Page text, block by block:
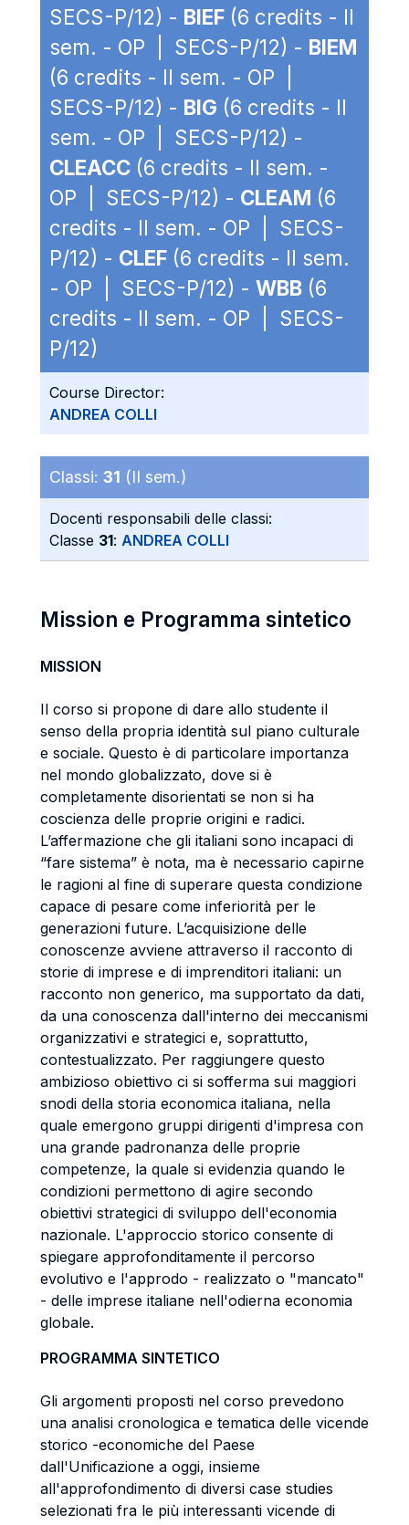
SECS-P/12) - BIEF (6 credits - II
sem. - OP | SECS-P/12) - BIEM
(6 credits - II sem. - OP |
SECS-P/12) - BIG (6 credits - II
sem. - OP | SECS-P/12) -
CLEACC (6 credits - II sem. -
OP | SECS-P/12) - CLEAM (6
credits - II sem. - OP | SECS-
P/12) - CLEF (6 credits - II sem.
- OP | SECS-P/12) - WBB (6
credits - II sem. - OP | SECS-
P/12)
Course Director:
ANDREA COLLI
Classi: 31 (II sem.)
Docenti responsabili delle classi:
Classe 31: ANDREA COLLI
Mission e Programma sintetico
MISSION
Il corso si propone di dare allo studente il
senso della propria identità sul piano culturale
e sociale. Questo è di particolare importanza
nel mondo globalizzato, dove si è
completamente disorientati se non si ha
coscienza delle proprie origini e radici.
L’affermazione che gli italiani sono incapaci di
“fare sistema” è nota, ma è necessario capirne
le ragioni al fine di superare questa condizione
capace di pesare come inferiorità per le
generazioni future. L’acquisizione delle
conoscenze avviene attraverso il racconto di
storie di imprese e di imprenditori italiani: un
racconto non generico, ma supportato da dati,
da una conoscenza dall'interno dei meccanismi
organizzativi e strategici e, soprattutto,
contestualizzato. Per raggiungere questo
ambizioso obiettivo ci si sofferma sui maggiori
snodi della storia economica italiana, nella
quale emergono gruppi dirigenti d'impresa con
una grande padronanza delle proprie
competenze, la quale si evidenzia quando le
condizioni permettono di agire secondo
obiettivi strategici di sviluppo dell'economia
nazionale. L'approccio storico consente di
spiegare approfonditamente il percorso
evolutivo e l'approdo - realizzato o "mancato"
- delle imprese italiane nell'odierna economia
globale.
PROGRAMMA SINTETICO
Gli argomenti proposti nel corso prevedono
una analisi cronologica e tematica delle vicende
storico -economiche del Paese
dall'Unificazione a oggi, insieme
all'approfondimento di diversi case studies
selezionati fra le più interessanti vicende di